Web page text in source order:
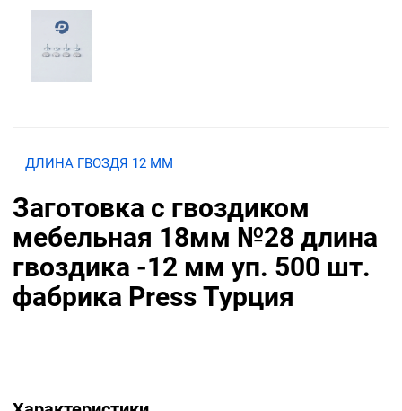
ДЛИНА ГВОЗДЯ 12 ММ
Заготовка с гвоздиком
мебельная 18мм №28 длина
гвоздика -12 мм уп. 500 шт.
фабрика Press Турция